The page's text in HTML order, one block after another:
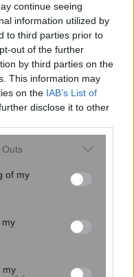
continue seeing
information utilized by
to third parties prior to
out of the further
by third parties on the
This information may
on the IAB’s List of
disclose it to other
one or more Google
You may click to
its third-party tags to
Outs
of my
my
my
στη
πλήρως το